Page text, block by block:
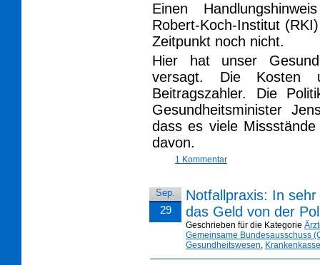
Einen
Robert-Koch-Institut
Zeitpunkt noch nicht.
Hier hat unser
versagt. Die Kosten
Beitragszahler. Die
Gesundheitsminister
dass es viele
davon.
1 Kommentar
Sep.
29
Notfallpraxis: In
das Geld von der
Geschrieben für die Kategorie
Gemeinsame Bundesausschuss
Gesundheitswesen,